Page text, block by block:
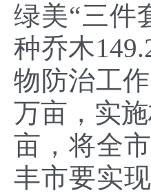
绿美“三件
种乔木
物防治工
万亩，实
亩，将全
丰市要实